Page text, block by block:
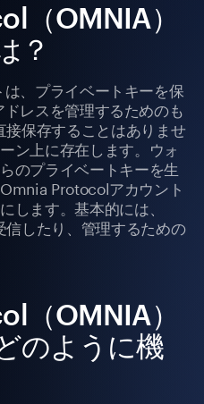
（OMNIA）
？
、プライベートキーを保
レスを管理するためのも
保存することはありませ
ン上に存在します。ウォ
のプライベートキーを生
Protocolアカウント
します。基本的には、
したり、管理するための
（OMNIA）
のように機